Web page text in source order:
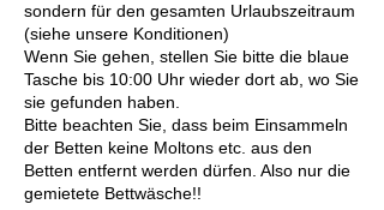
sondern für den gesamten Urlaubszeitraum
(siehe unsere Konditionen)
Wenn Sie gehen, stellen Sie bitte die blaue
Tasche bis 10:00 Uhr wieder dort ab, wo Sie
sie gefunden haben.
Bitte beachten Sie, dass beim Einsammeln
der Betten keine Moltons etc. aus den
Betten entfernt werden dürfen. Also nur die
gemietete Bettwäsche!!